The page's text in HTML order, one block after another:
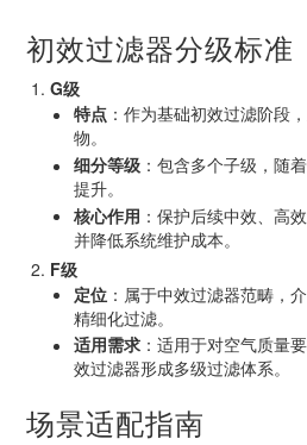
初效过滤器分级标准
G级
特点 ：作为基础初效过滤阶段
物。
细分等级 ：包含多个子级，随
提升。
核心作用 ：保护后续中效、高
并降低系统维护成本。
F级
定位 ：属于中效过滤器范畴，
精细化过滤。
适用需求 ：适用于对空气质量
效过滤器形成多级过滤体系。
场景适配指南